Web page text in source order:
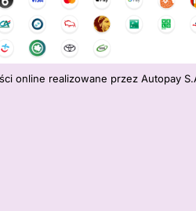
online realizowane przez Autopay